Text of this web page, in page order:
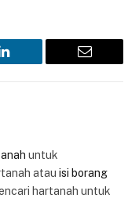
LinkedIn Email
untuk
atau isi borang
hartanah untuk